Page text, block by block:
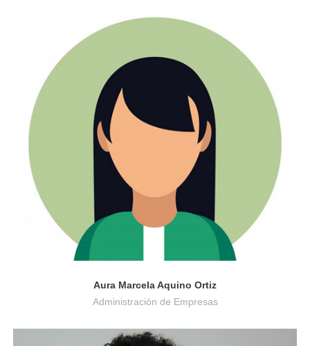
Administración de Empresas
Aura Marcela Aquino Ortiz
Administración de Empresas